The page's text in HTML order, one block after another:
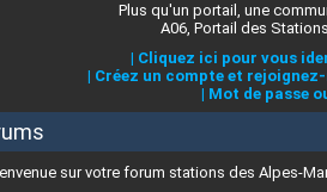
Plus qu'un portail, une
A06, Portail des
| Cliquez ici pour vous
| Créez un compte et
| Mot de passe
sur votre forum stations des Alpes-